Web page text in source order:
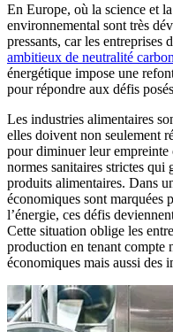
En Europe, où la science et
environnemental sont très
pressants, car les entreprises
ambitieux de neutralité
énergétique impose une
pour répondre aux défis
Les industries alimentaires
elles doivent non seulement
pour diminuer leur empreinte
normes sanitaires strictes qui
produits alimentaires. Dans
économiques sont marquées
l’énergie, ces défis
Cette situation oblige les
production en tenant compte
économiques mais aussi des